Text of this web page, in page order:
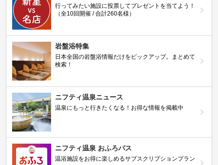
行ってみたい施設に投票してプレゼントを当てよう！
（全10回開催 / 合計260名様）
岩盤浴特集
日本全国の岩盤浴情報だけをピックアップ。まとめて
検索！
ニフティ温泉ニュース
温泉にもっと行きたくなる！お得な情報を掲載中
ニフティ温泉 おふろパス
温浴施設をお得に楽しめるサブスクリプションプラン